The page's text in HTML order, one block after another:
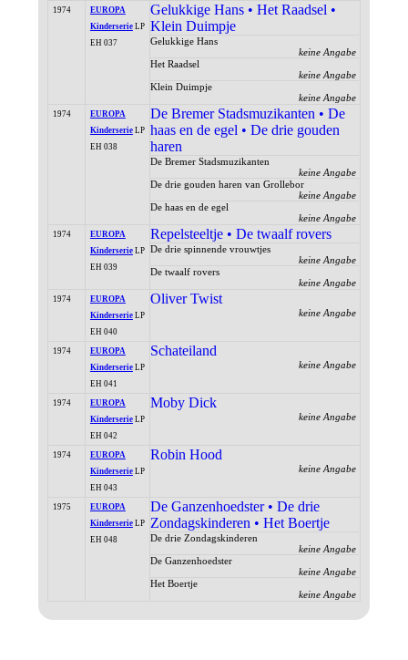
1974
EUROPA
Kinderserie LP
EH 037
Gelukkige Hans • Het Raadsel •
Klein Duimpje
Gelukkige Hans
keine Angabe
Het Raadsel
keine Angabe
Klein Duimpje
keine Angabe
1974
EUROPA
Kinderserie LP
EH 038
De Bremer Stadsmuzikanten • De
haas en de egel • De drie gouden
haren
De Bremer Stadsmuzikanten
keine Angabe
De drie gouden haren van Grollebor
keine Angabe
De haas en de egel
keine Angabe
1974
EUROPA
Kinderserie LP
EH 039
Repelsteeltje • De twaalf rovers
De drie spinnende vrouwtjes
keine Angabe
De twaalf rovers
keine Angabe
1974
EUROPA
Kinderserie LP
EH 040
Oliver Twist
keine Angabe
1974
EUROPA
Kinderserie LP
EH 041
Schateiland
keine Angabe
1974
EUROPA
Kinderserie LP
EH 042
Moby Dick
keine Angabe
1974
EUROPA
Kinderserie LP
EH 043
Robin Hood
keine Angabe
1975
EUROPA
Kinderserie LP
EH 048
De Ganzenhoedster • De drie
Zondagskinderen • Het Boertje
De drie Zondagskinderen
keine Angabe
De Ganzenhoedster
keine Angabe
Het Boertje
keine Angabe